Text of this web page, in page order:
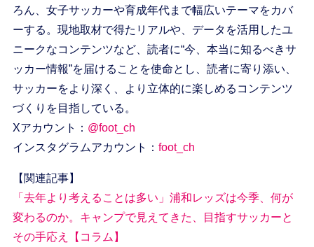
ろん、女子サッカーや育成年代まで幅広いテーマをカバ
ーする。現地取材で得たリアルや、データを活用したユ
ニークなコンテンツなど、読者に“今、本当に知るべきサ
ッカー情報”を届けることを使命とし、読者に寄り添い、
サッカーをより深く、より立体的に楽しめるコンテンツ
づくりを目指している。
Xアカウント： @foot_ch
インスタグラムアカウント： foot_ch
【関連記事】
「去年より考えることは多い」浦和レッズは今季、何が
変わるのか。キャンプで見えてきた、目指すサッカーと
その手応え【コラム】